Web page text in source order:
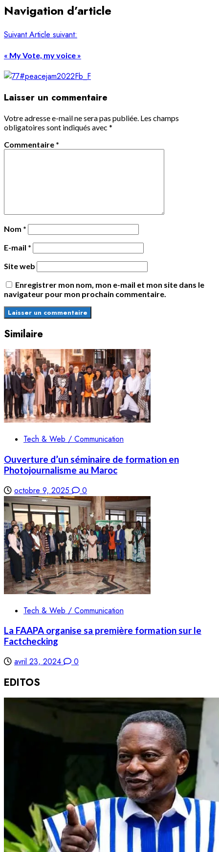
Navigation d’article
Suivant Article suivant:
« My Vote, my voice »
Laisser un commentaire
Votre adresse e-mail ne sera pas publiée. Les champs
obligatoires sont indiqués avec *
Commentaire *
Nom *
E-mail *
Site web
Enregistrer mon nom, mon e-mail et mon site dans le
navigateur pour mon prochain commentaire.
Similaire
Tech & Web / Communication
Ouverture d’un séminaire de formation en
Photojournalisme au Maroc
octobre 9, 2025 0
Tech & Web / Communication
La FAAPA organise sa première formation sur le
Factchecking
avril 23, 2024 0
EDITOS